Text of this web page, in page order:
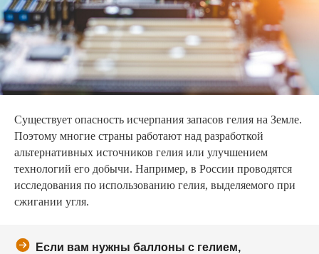
Существует опасность исчерпания запасов гелия на Земле.
Поэтому многие страны работают над разработкой
альтернативных источников гелия или улучшением
технологий его добычи. Например, в России проводятся
исследования по использованию гелия, выделяемого при
сжигании угля.
Если вам нужны баллоны с гелием,